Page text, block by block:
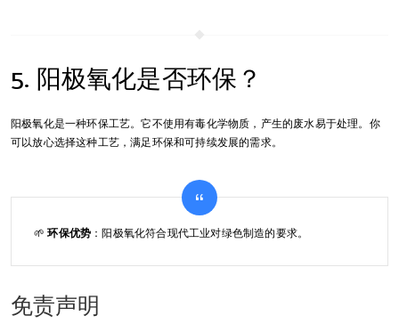
5. 阳极氧化是否环保？
阳极氧化是一种环保工艺。它不使用有毒化学物质，产生的废水易于处理。你
可以放心选择这种工艺，满足环保和可持续发展的需求。
🌱环保优势 ：阳极氧化符合现代工业对绿色制造的要求。
免责声明